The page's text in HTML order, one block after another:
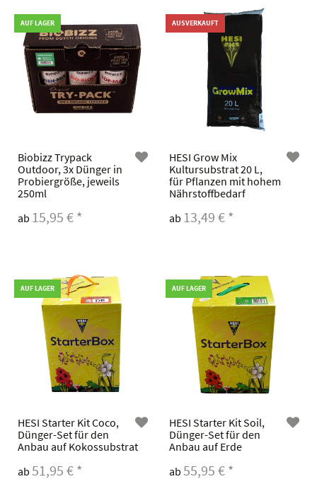
AUF LAGER
Biobizz Trypack
Outdoor, 3x Dünger in
Probiergröße, jeweils
250ml
ab 15,95 € *
AUSVERKAUFT
HESI Grow Mix
Kultursubstrat 20 L,
für Pflanzen mit hohem
Nährstoffbedarf
ab 13,49 € *
AUF LAGER
HESI Starter Kit Coco,
Dünger-Set für den
Anbau auf Kokossubstrat
ab 51,95 € *
AUF LAGER
HESI Starter Kit Soil,
Dünger-Set für den
Anbau auf Erde
ab 55,95 € *